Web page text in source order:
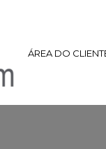
ÁREA DO